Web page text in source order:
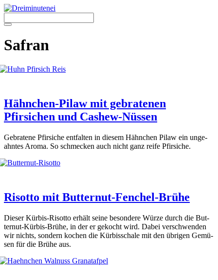
Zum
springen
Menü
Safran
Hähnchen-Pilaw mit gebratenen
Pfirsichen und Cashew-Nüssen
Gebra­te­ne Pfir­si­che ent­fal­ten in die­sem Hähn­chen Pilaw ein unge­
ahn­tes Aro­ma. So schme­cken auch nicht ganz rei­fe Pfir­si­che.
Risotto mit Butternut-Fenchel-Brühe
Die­ser Kür­bis-Risot­to erhält sei­ne beson­de­re Wür­ze durch die But­
ter­nut-Kür­bis-Brü­he, in der er gekocht wird. Dabei ver­schwen­den
wir nichts, son­dern kochen die Kür­bisscha­le mit den übri­gen Gemü­
sen für die Brü­he aus.